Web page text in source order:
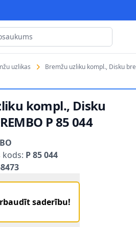
uzlikas Bremžu uzliku kompl., Disku
kompl., Disku
P 85 044
kods: P 85 044
saderību!